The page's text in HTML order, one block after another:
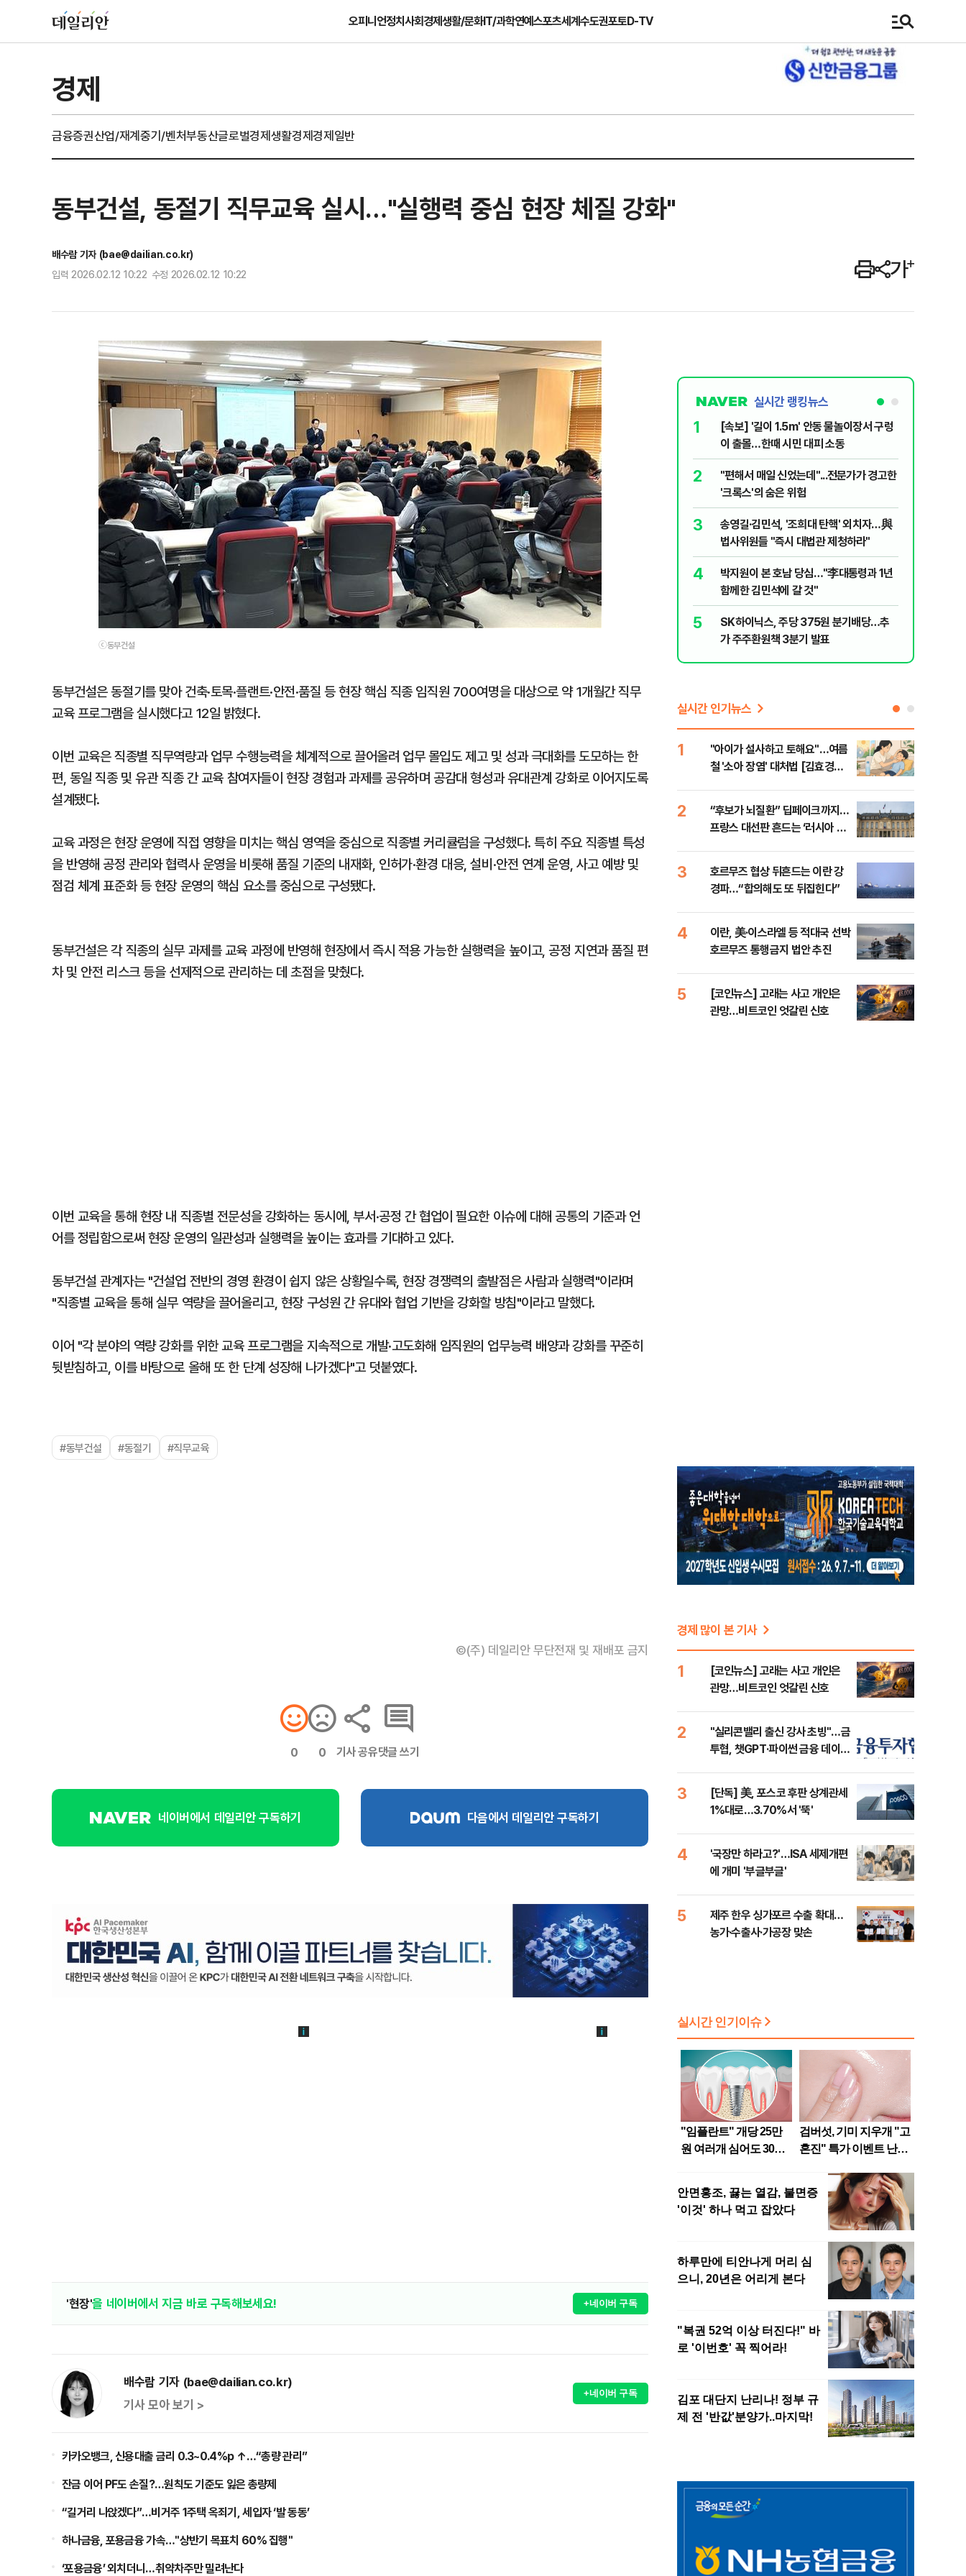
오피니언정치사회경제생활/문화IT/과학연예스포츠세계수도권포토D-TV
경제
금융증권산업/재계중기/벤처부동산글로벌경제생활경제경제일반
동부건설, 동절기 직무교육 실시…"실행력 중심 현장 체질 강화"
배수람 기자 (bae@dailian.co.kr)
입력 2026.02.12 10:22 수정 2026.02.12 10:22
ⓒ동부건설
동부건설은 동절기를 맞아 건축·토목·플랜트·안전·품질 등 현장 핵심 직종 임직원 700여명을 대상으로 약 1개월간 직무
교육 프로그램을 실시했다고 12일 밝혔다.
이번 교육은 직종별 직무역량과 업무 수행능력을 체계적으로 끌어올려 업무 몰입도 제고 및 성과 극대화를 도모하는 한
편, 동일 직종 및 유관 직종 간 교육 참여자들이 현장 경험과 과제를 공유하며 공감대 형성과 유대관계 강화로 이어지도록
설계됐다.
교육 과정은 현장 운영에 직접 영향을 미치는 핵심 영역을 중심으로 직종별 커리큘럼을 구성했다. 특히 주요 직종별 특성
을 반영해 공정 관리와 협력사 운영을 비롯해 품질 기준의 내재화, 인허가·환경 대응, 설비·안전 연계 운영, 사고 예방 및
점검 체계 표준화 등 현장 운영의 핵심 요소를 중심으로 구성됐다.
동부건설은 각 직종의 실무 과제를 교육 과정에 반영해 현장에서 즉시 적용 가능한 실행력을 높이고, 공정 지연과 품질 편
차 및 안전 리스크 등을 선제적으로 관리하는 데 초점을 맞췄다.
이번 교육을 통해 현장 내 직종별 전문성을 강화하는 동시에, 부서·공정 간 협업이 필요한 이슈에 대해 공통의 기준과 언
어를 정립함으로써 현장 운영의 일관성과 실행력을 높이는 효과를 기대하고 있다.
동부건설 관계자는 "건설업 전반의 경영 환경이 쉽지 않은 상황일수록, 현장 경쟁력의 출발점은 사람과 실행력"이라며
"직종별 교육을 통해 실무 역량을 끌어올리고, 현장 구성원 간 유대와 협업 기반을 강화할 방침"이라고 말했다.
이어 "각 분야의 역량 강화를 위한 교육 프로그램을 지속적으로 개발·고도화해 임직원의 업무능력 배양과 강화를 꾸준히
뒷받침하고, 이를 바탕으로 올해 또 한 단계 성장해 나가겠다"고 덧붙였다.
#동부건설 #동절기 #직무교육
©(주) 데일리안 무단전재 및 재배포 금지
0 0 기사 공유댓글 쓰기
네이버에서 데일리안 구독하기 다음에서 데일리안 구독하기
'현장'을 네이버에서 지금 바로 구독해보세요! +네이버 구독
배수람 기자 (bae@dailian.co.kr)
기사 모아 보기 >
+네이버 구독
카카오뱅크, 신용대출 금리 0.3~0.4%p ↑…“총량 관리”
잔금 이어 PF도 손질?…원칙도 기준도 잃은 총량제
“길거리 나앉겠다”…비거주 1주택 옥죄기, 세입자 ‘발 동동’
하나금융, 포용금융 가속…"상반기 목표치 60% 집행"
‘포용금융’ 외치더니…취약차주만 밀려난다
실시간 랭킹뉴스
1
[속보] '길이 1.5m' 안동 물놀이장서 구렁
이 출몰…한때 시민 대피 소동
2
"편해서 매일 신었는데"...전문가가 경고한
'크록스'의 숨은 위험
3
송영길·김민석, '조희대 탄핵' 외치자…與
법사위원들 "즉시 대법관 제청하라"
4
박지원이 본 호남 당심…"李대통령과 1년
함께한 김민석에 갈 것"
5
SK하이닉스, 주당 375원 분기배당…추
가 주주환원책 3분기 발표
실시간 인기뉴스
1
"아이가 설사하고 토해요"…여름
철 '소아 장염' 대처법 [김효경의
2
“후보가 뇌질환” 딥페이크까지…
프랑스 대선판 흔드는 ‘러시아 검
3
호르무즈 협상 뒤흔드는 이란 강
경파…“합의해도 또 뒤집힌다”
4
이란, 美·이스라엘 등 적대국 선박
호르무즈 통행금지 법안 추진
5
[코인뉴스] 고래는 사고 개인은
관망…비트코인 엇갈린 신호
경제 많이 본 기사
1
[코인뉴스] 고래는 사고 개인은
관망…비트코인 엇갈린 신호
2
"실리콘밸리 출신 강사 초빙"…금
투협, 챗GPT·파이썬 금융 데이터
3
[단독] 美, 포스코 후판 상계관세
1%대로…3.70%서 '뚝'
4
'국장만 하라고?'…ISA 세제개편
에 개미 '부글부글'
5
제주 한우 싱가포르 수출 확대…
농가·수출사·가공장 맞손